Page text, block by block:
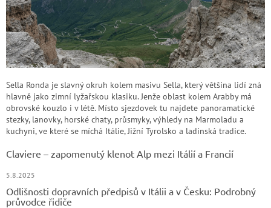
Sella Ronda je slavný okruh kolem masivu Sella, který většina lidí zná
hlavně jako zimní lyžařskou klasiku. Jenže oblast kolem Arabby má
obrovské kouzlo i v létě. Místo sjezdovek tu najdete panoramatické
stezky, lanovky, horské chaty, průsmyky, výhledy na Marmoladu a
kuchyni, ve které se míchá Itálie, Jižní Tyrolsko a ladinská tradice.
Claviere – zapomenutý klenot Alp mezi Itálií a Francií
5.8.2025
Odlišnosti dopravních předpisů v Itálii a v Česku: Podrobný
průvodce řidiče